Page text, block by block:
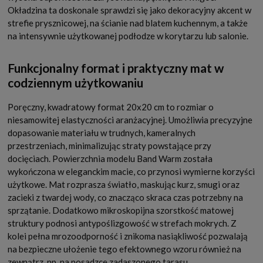
Okładzina ta doskonale sprawdzi się jako dekoracyjny akcent w
strefie prysznicowej, na ścianie nad blatem kuchennym, a także
na intensywnie użytkowanej podłodze w korytarzu lub salonie.
Funkcjonalny format i praktyczny mat w
codziennym użytkowaniu
Poręczny, kwadratowy format 20x20 cm to rozmiar o
niesamowitej elastyczności aranżacyjnej. Umożliwia precyzyjne
dopasowanie materiału w trudnych, kameralnych
przestrzeniach, minimalizując straty powstające przy
docięciach. Powierzchnia modelu Band Warm została
wykończona w eleganckim macie, co przynosi wymierne korzyści
użytkowe. Mat rozprasza światło, maskując kurz, smugi oraz
zacieki z twardej wody, co znacząco skraca czas potrzebny na
sprzątanie. Dodatkowo mikroskopijna szorstkość matowej
struktury podnosi antypoślizgowość w strefach mokrych. Z
kolei pełna mrozoodporność i znikoma nasiąkliwość pozwalają
na bezpieczne ułożenie tego efektownego wzoru również na